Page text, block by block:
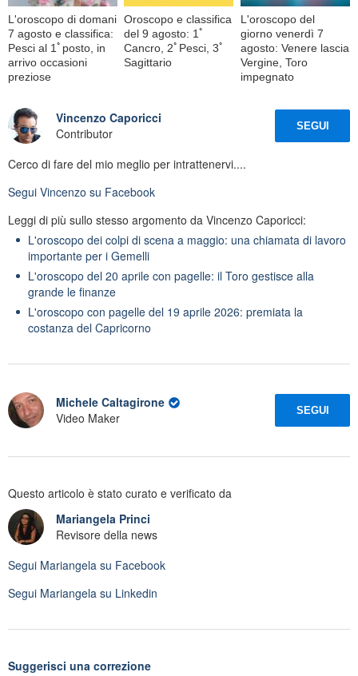
L'oroscopo di domani
7 agosto e classifica:
Pesci al 1ﾟposto, in
arrivo occasioni
preziose
Oroscopo e classifica
del 9 agosto: 1ﾟ
Cancro, 2ﾟPesci, 3ﾟ
Sagittario
L'oroscopo del
giorno venerdì 7
agosto: Venere lascia
Vergine, Toro
impegnato
Vincenzo Caporicci
Contributor
SEGUI
Cerco di fare del mio meglio per intrattenervi....
Segui Vincenzo su Facebook
Leggi di più sullo stesso argomento da Vincenzo Caporicci:
L'oroscopo dei colpi di scena a maggio: una chiamata di lavoro
importante per i Gemelli
L'oroscopo del 20 aprile con pagelle: il Toro gestisce alla
grande le finanze
L'oroscopo con pagelle del 19 aprile 2026: premiata la
costanza del Capricorno
Michele Caltagirone
Video Maker
SEGUI
Questo articolo è stato curato e verificato da
Mariangela Princi
Revisore della news
Segui Mariangela su Facebook
Segui Mariangela su Linkedin
Suggerisci una correzione